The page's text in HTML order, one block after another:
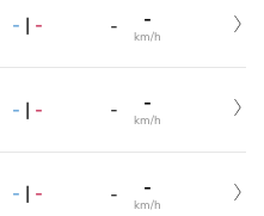
- | - - -
km/h
- | - - -
km/h
- | - - -
km/h